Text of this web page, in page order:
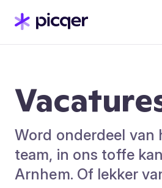
Word onderdeel van
team, in ons toffe
Arnhem. Of lekker